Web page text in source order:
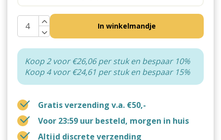
In winkelmandje
Koop 2 voor €26,06 per stuk en bespaar 10%
Koop 4 voor €24,61 per stuk en bespaar 15%
Gratis verzending v.a. €50,-
Voor 23:59 uur besteld, morgen in huis
Altijd discrete verzending